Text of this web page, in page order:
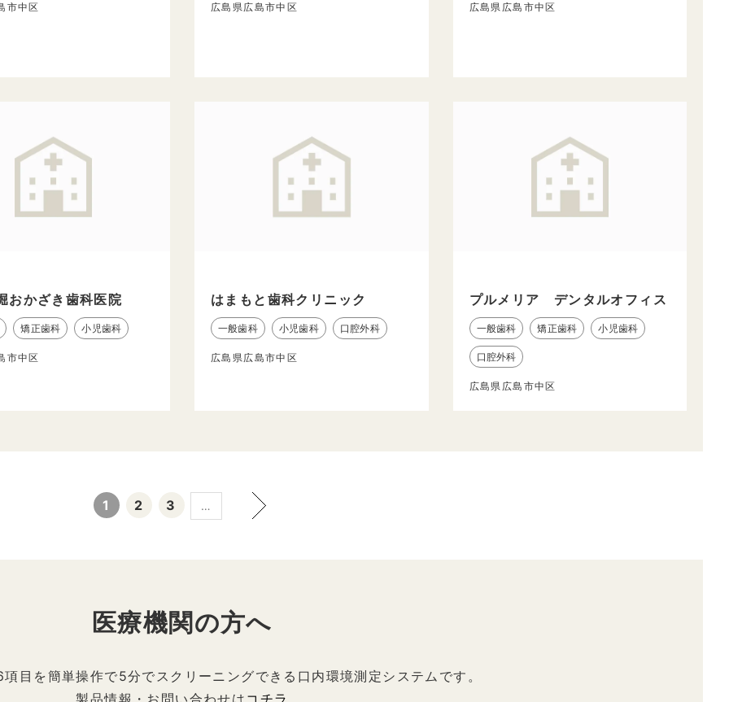
市中区 広島県広島市中区 広島県広島市中区
おかざき歯科医院
矯正歯科 小児歯科
市中区
はまもと歯科クリニック
一般歯科 小児歯科 口腔外科
広島県広島市中区
プルメリア デンタルオフィス
一般歯科 矯正歯科 小児歯科
口腔外科
広島県広島市中区
1 2 3 …
医療機関の方へ
目を簡単操作で5分でスクリーニングできる口内環境測定システムです。
製品情報・お問い合わせは コチラ